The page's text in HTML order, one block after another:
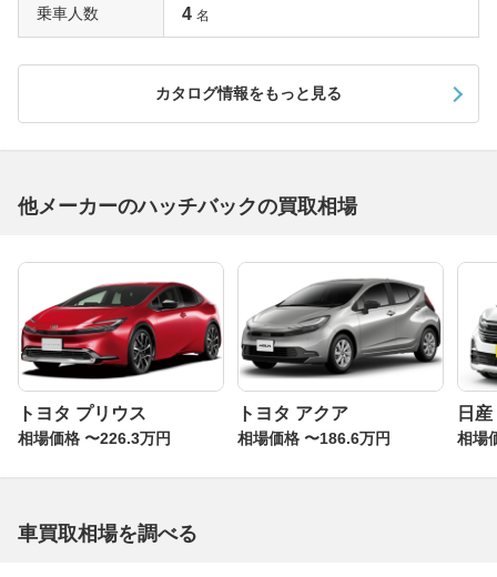
乗車人数 4 名
カタログ情報をもっと見る
他メーカーのハッチバックの買取相場
トヨタ プリウス
相場価格 〜226.3万円
トヨタ アクア
相場価格 〜186.6万円
日
相場
車買取相場を調べる